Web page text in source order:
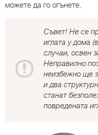
можете да го огънете.
Съвет! Не се
иглата у дома
случаи, освен
Неправилно
неизбежно ще
и два
станат
повредената